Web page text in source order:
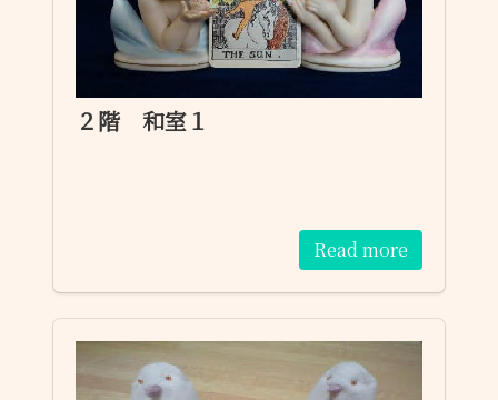
２階 和室１
Read more